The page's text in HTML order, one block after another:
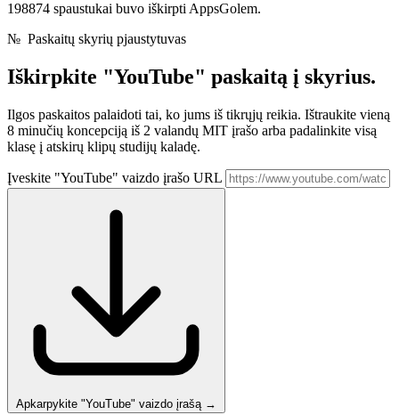
198874 spaustukai buvo iškirpti AppsGolem.
№ Paskaitų skyrių pjaustytuvas
Iškirpkite "YouTube" paskaitą į skyrius.
Ilgos paskaitos palaidoti tai, ko jums iš tikrųjų reikia. Ištraukite vieną
8 minučių koncepciją iš 2 valandų MIT įrašo arba padalinkite visą
klasę į atskirų klipų studijų kaladę.
Įveskite "YouTube" vaizdo įrašo URL
Apkarpykite "YouTube" vaizdo įrašą →